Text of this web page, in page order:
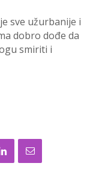
sve užurbanije i
dobro dođe da
smiriti i